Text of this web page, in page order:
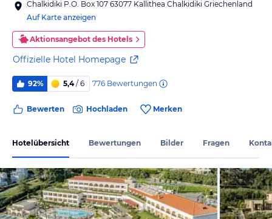
Chalkidiki P.O. Box 107 63077 Kallithea Chalkidiki Griechenland
Auf Karte anzeigen
Aktionsangebot des Hotels
Offizielle Hotel Homepage
92% 5,4/ 6 776 Bewertungen
Bewerten Hochladen Merken
Hotelübersicht Bewertungen Bilder Fragen